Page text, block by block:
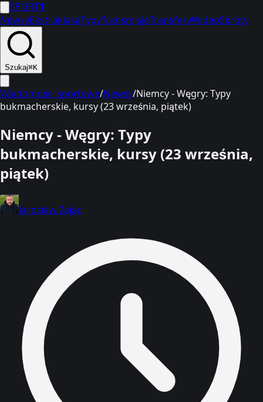
SPORT1
NewsyEkstraklasaTypyTransmisjeTransferyWideoSkróty
Szukaj⌘K
Wiadomości sportowe/Newsy/Niemcy - Węgry: Typy
bukmacherskie, kursy (23 września, piątek)
Niemcy - Węgry: Typy
bukmacherskie, kursy (23 września,
piątek)
Jarosław Zając